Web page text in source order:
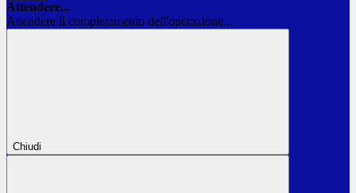
Attendere...
Attendere il completamento dell'operazione...
Chiudi